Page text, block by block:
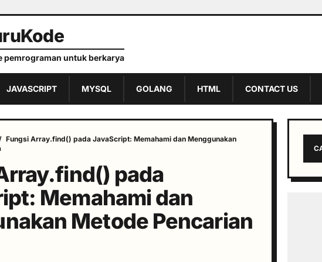
pemrograman untuk berkarya
JAVASCRIPT MYSQL GOLANG HTML CONTACT US
Fungsi Array.find() pada JavaScript: Memahami dan Menggunakan
pada
Memahami dan
Metode Pencarian